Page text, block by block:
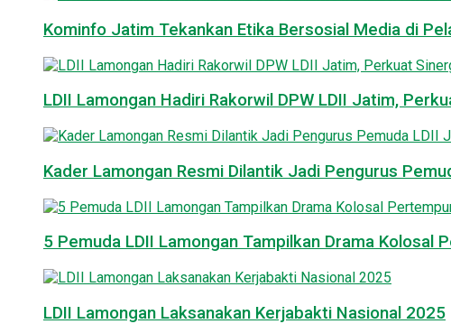
Kominfo Jatim Tekankan Etika Bersosial Media di
LDII Lamongan Hadiri Rakorwil DPW LDII Jatim,
Kader Lamongan Resmi Dilantik Jadi Pengurus
5 Pemuda LDII Lamongan Tampilkan Drama Kolosal
LDII Lamongan Laksanakan Kerjabakti Nasional 2025